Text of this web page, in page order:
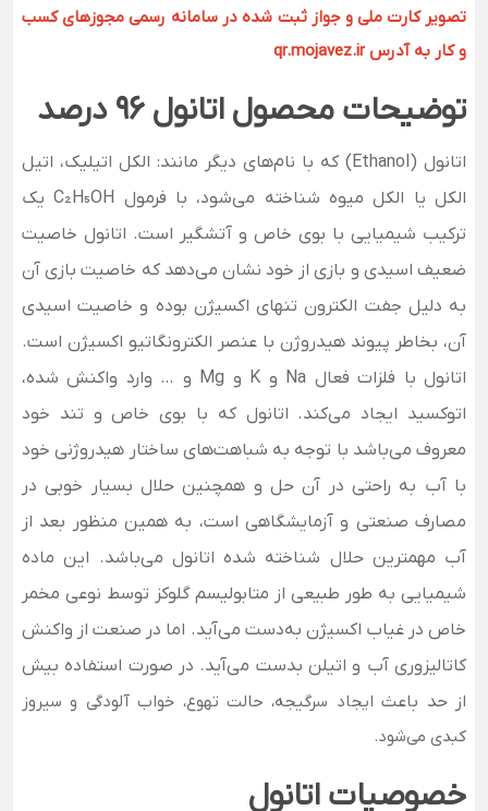
تصویر کارت ملی و جواز ثبت شده در سامانه رسمی مجوزهای کسب
و کار به آدرس qr.mojavez.ir
توضیحات محصول اتانول 96 درصد
اتانول (Ethanol) که با نام‌های دیگر مانند: الکل اتیلیک، اتیل
الکل یا الکل میوه شناخته می‌شود، با فرمول C₂H₅OH یک
ترکیب شیمیایی با بوی خاص و آتشگیر است. اتانول خاصیت
ضعیف اسیدی و بازی از خود نشان می‌دهد که خاصیت بازی آن
به دلیل جفت الکترون تنهای اکسیژن بوده و خاصیت اسیدی
آن، بخاطر پیوند هیدروژن با عنصر الکترونگاتیو اکسیژن است.
اتانول با فلزات فعال Na و K و Mg و … وارد واکنش شده،
اتوکسید ایجاد می‌کند. اتانول که با بوی خاص و تند خود
معروف می‌باشد با توجه به شباهت‌های ساختار هیدروژنی خود
با آب به راحتی در آن حل و همچنین حلال بسیار خوبی در
مصارف صنعتی و آزمایشگاهی است، به همین منظور بعد از
آب مهمترین حلال شناخته شده اتانول می‌باشد. این ماده
شیمیایی به طور طبیعی از متابولیسم گلوکز توسط نوعی مخمر
خاص در غیاب اکسیژن به‌دست می‌آید. اما در صنعت از واکنش
کاتالیزوری آب و اتیلن بدست می‌آید. در صورت استفاده بیش
از حد باعث ایجاد سرگیجه، حالت تهوع، خواب آلودگی و سیروز
کبدی می‌شود.
خصوصیات اتانول